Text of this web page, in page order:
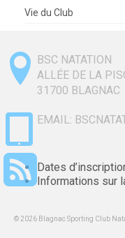
Vie du Club
BSC NATATION
ALLÉE DE LA
31700 BLAGNAC
EMAIL:
Dates
Informations sur
© 2026 Blagnac Sporting Club